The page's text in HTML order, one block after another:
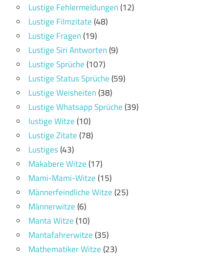
Lustige Fehlermeldungen(12)
Lustige Filmzitate(48)
Lustige Fragen(19)
Lustige Siri Antworten(9)
Lustige Sprüche(107)
Lustige Status Sprüche(59)
Lustige Weisheiten(38)
Lustige Whatsapp Sprüche(39)
lustige Witze(10)
Lustige Zitate(78)
Lustiges(43)
Makabere Witze(17)
Mami-Mami-Witze(15)
Männerfeindliche Witze(25)
Männerwitze(6)
Manta Witze(10)
Mantafahrerwitze(35)
Mathematiker Witze(23)